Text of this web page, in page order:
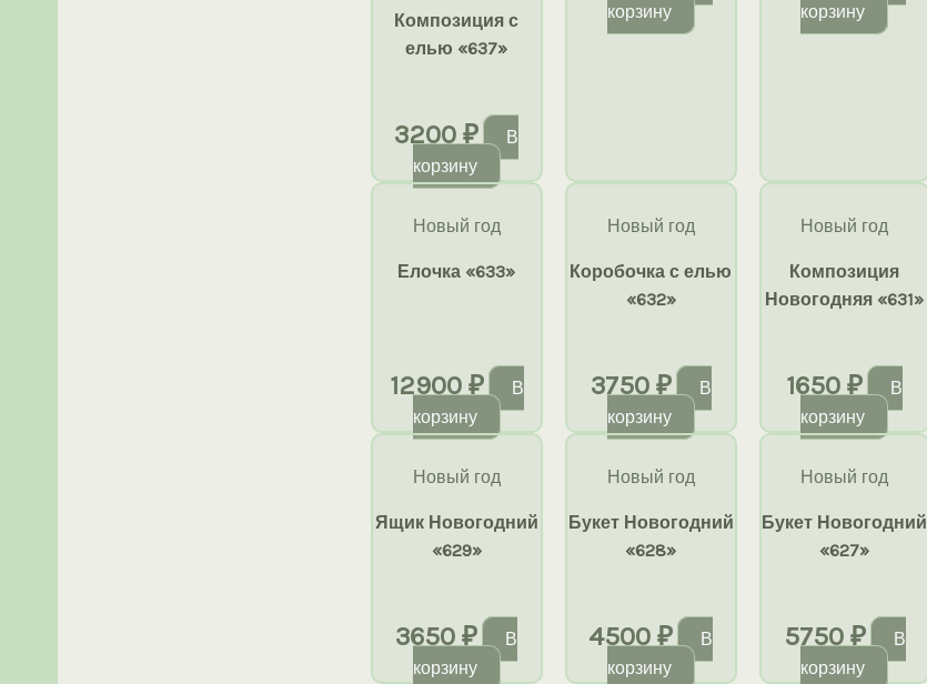
Композиция с
елью «637»
3200₽
В
корзину
корзину
корзину
Новый год
Елочка «633»
12900 ₽
В
корзину
Новый год
Коробочка с елью
«632»
3750 ₽
В
корзину
Новый год
Композиция
Новогодняя «631»
1650₽
В
корзину
Новый год
Ящик Новогодний
«629»
3650₽
В
корзину
Новый год
Букет Новогодний
«628»
4500₽
В
корзину
Новый год
Букет Новогодний
«627»
5750 ₽
В
корзину